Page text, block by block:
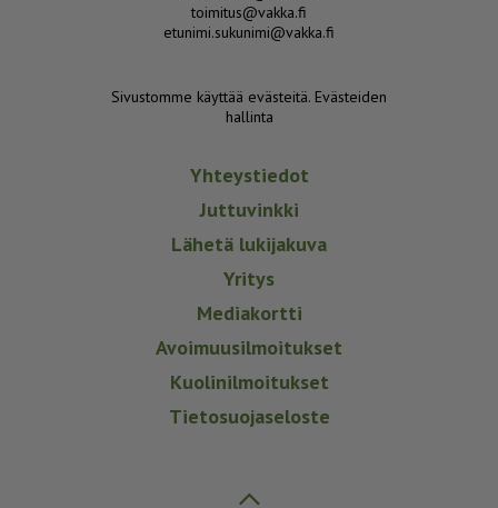
toimitus@vakka.fi
etunimi.sukunimi@vakka.fi
Sivustomme käyttää evästeitä. Evästeiden
hallinta
Yhteystiedot
Juttuvinkki
Lähetä lukijakuva
Yritys
Mediakortti
Avoimuusilmoitukset
Kuolinilmoitukset
Tietosuojaseloste